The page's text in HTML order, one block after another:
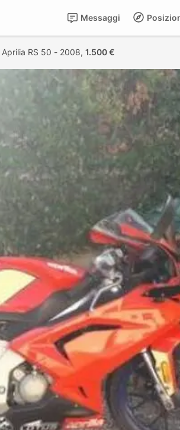
Messaggi
Aprilia RS 50 - 2008, 1.500 €